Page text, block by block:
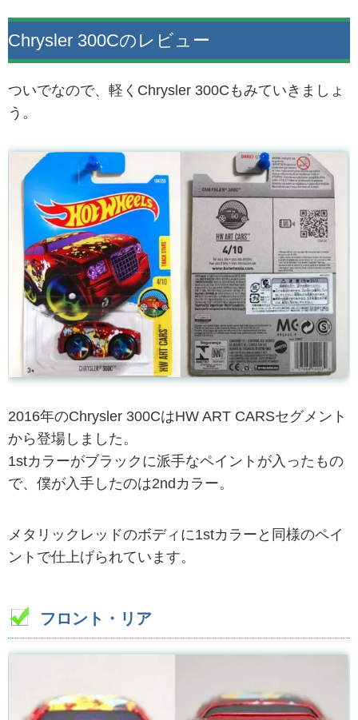
Chrysler 300Cのレビュー
ついでなので、軽くChrysler 300Cもみていきましょ
う。
2016年のChrysler 300CはHW ART CARSセグメント
から登場しました。
1stカラーがブラックに派手なペイントが入ったもの
で、僕が入手したのは2ndカラー。
メタリックレッドのボディに1stカラーと同様のペイ
ントで仕上げられています。
フロント・リア